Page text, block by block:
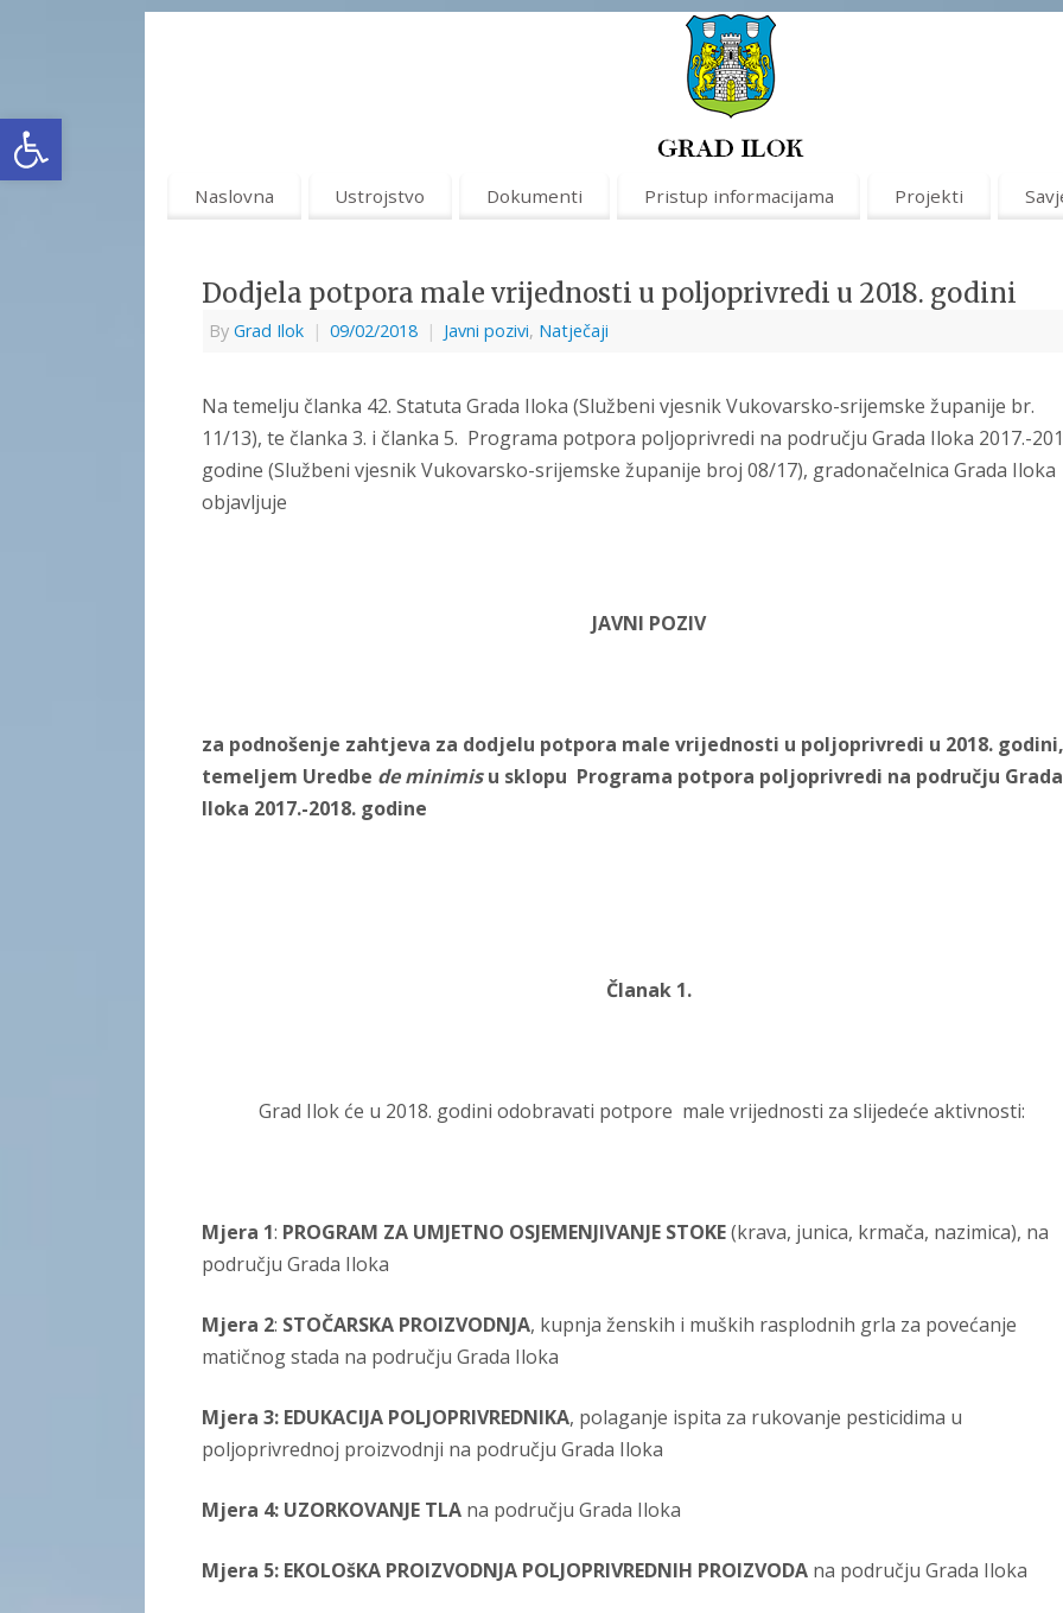
Open toolbar
Naslovna Ustrojstvo Dokumenti Pristup informacijama Projekti
Dodjela potpora male vrijednosti u poljoprivredi u 2018. godini
By Grad Ilok | 09/02/2018 | Javni pozivi, Natječaji
Na temelju članka 42. Statuta Grada Iloka (Službeni vjesnik Vukovarsko-srijemske županije br.
11/13), te članka 3. i članka 5. Programa potpora poljoprivredi na području Grada Iloka 2017.-
godine (Službeni vjesnik Vukovarsko-srijemske županije broj 08/17), gradonačelnica Grada Iloka
objavljuje
JAVNI POZIV
za podnošenje zahtjeva za dodjelu potpora male vrijednosti u poljoprivredi u 2018. godini,
temeljem Uredbe de minimisu sklopu Programa potpora poljoprivredi na području Grada
Iloka 2017.-2018. godine
Članak 1.
Grad Ilok će u 2018. godini odobravati potpore male vrijednosti za slijedeće aktivnosti:
Mjera 1: PROGRAM ZA UMJETNO OSJEMENJIVANJE STOKE(krava, junica, krmača, nazimica), na
području Grada Iloka
Mjera 2: STOČARSKA PROIZVODNJA, kupnja ženskih i muških rasplodnih grla za povećanje
matičnog stada na području Grada Iloka
Mjera 3: EDUKACIJA POLJOPRIVREDNIKA, polaganje ispita za rukovanje pesticidima u
poljoprivrednoj proizvodnji na području Grada Iloka
Mjera 4: UZORKOVANJE TLA na području Grada Iloka
Mjera 5: EKOLOšKA PROIZVODNJA POLJOPRIVREDNIH PROIZVODA na području Grada Iloka